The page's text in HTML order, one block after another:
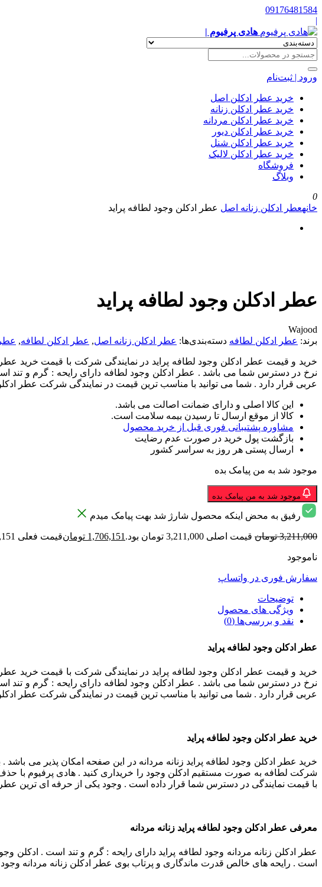
09176481584
|
هادی پرفیوم |
ورود | ثبت‌نام
خرید عطر ادکلن اصل
خرید عطر ادکلن زنانه
خرید عطر ادکلن مردانه
خرید عطر ادکلن دیور
خرید عطر ادکلن شنل
خرید عطر ادکلن لالیک
فروشگاه
وبلاگ
0
خانهعطر ادکلن زنانه اصل عطر ادکلن وجود لطافه پراید
عطر ادکلن وجود لطافه پراید
Wajood
برند: عطر ادکلن لطافه دسته‌بندی‌ها: عطر ادکلن زنانه اصل, عطر ادکلن لطافه,
خرید و قیمت عطر ادکلن وجود لطافه پراید در نمایندگی شرکت با قیمت خرید عطر
نرخ در دسترس شما می باشد . عطر ادکلن وجود لطافه دارای رایحه : گرم و تند
عربی قرار دارد . شما می توانید با مناسب ترین قیمت در نمایندگی شرکت عطر
این کالا اصلی و دارای ضمانت اصالت می باشد.
کالا از موقع ارسال تا رسیدن بیمه سلامت است.
مشاوره پشتیبانی فوری قبل از خرید محصول
بازگشت پول خرید در صورت عدم رضایت
ارسال پستی هر روز به سراسر کشور
موجود شد به من پیامک بده
موجود شد به من پیامک بده
رفیق به محض اینکه محصول شارژ شد بهت پیامک میدم
3,211,000 تومان قیمت اصلی 3,211,000 تومان بود. 1,706,151 تومانقیمت فعلی 1,706,151 تومان است.
ناموجود
سفارش فوری در واتساپ
توضیحات
ویژگی های محصول
نقد و بررسی‌ها (0)
عطر ادکلن وجود لطافه پراید
خرید و قیمت عطر ادکلن وجود لطافه پراید در نمایندگی شرکت با قیمت خرید عطر
نرخ در دسترس شما می باشد . عطر ادکلن وجود لطافه دارای رایحه : گرم و تند
عربی قرار دارد . شما می توانید با مناسب ترین قیمت در نمایندگی شرکت عطر
خرید عطر ادکلن وجود لطافه پراید
خرید عطر ادکلن وجود لطافه پراید زنانه مردانه در این صفحه امکان پذیر می
شرکت لطافه به صورت مستقیم ادکلن وجود را خریداری کنید . هادی پرفیوم با حذف
با قیمت نمایندگی در دسترس شما قرار داده است . وجود یکی از حرفه ای ترین
معرفی عطر ادکلن وجود لطافه پراید زنانه مردانه
عطر ادکلن زنانه مردانه وجود لطافه پراید دارای رایحه : گرم و تند است .
است . رایحه های خالص قدرت ماندگاری و پرتاب بوی عطر ادکلن زنانه مردانه